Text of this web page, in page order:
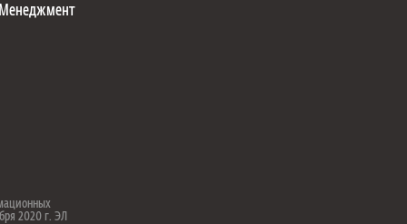
2020 г. ЭЛ